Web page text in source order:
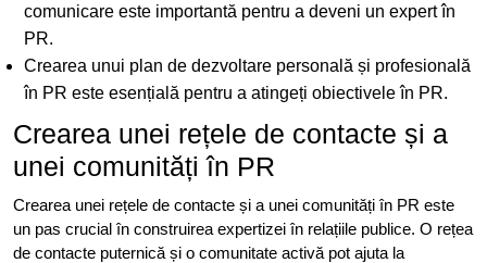
comunicare este importantă pentru a deveni un expert în
PR.
Crearea unui plan de dezvoltare personală și profesională
în PR este esențială pentru a atingeți obiectivele în PR.
Crearea unei rețele de contacte și a
unei comunități în PR
Crearea unei rețele de contacte și a unei comunități în PR este
un pas crucial în construirea expertizei în relațiile publice. O rețea
de contacte puternică și o comunitate activă pot ajuta la